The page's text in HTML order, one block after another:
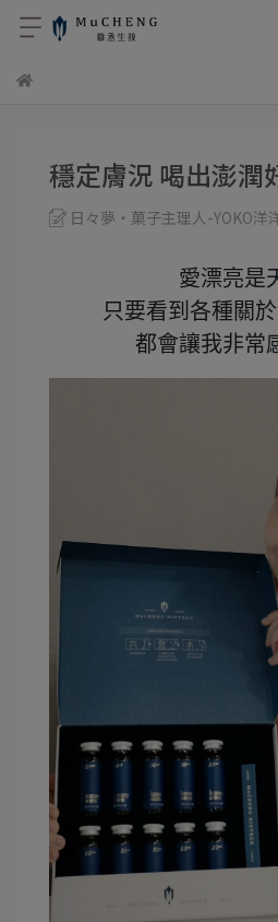
穩定膚況 喝出澎潤
日々夢・菓子主理人-YOKO洋
愛漂亮是
只要看到各種關
都會讓我非常